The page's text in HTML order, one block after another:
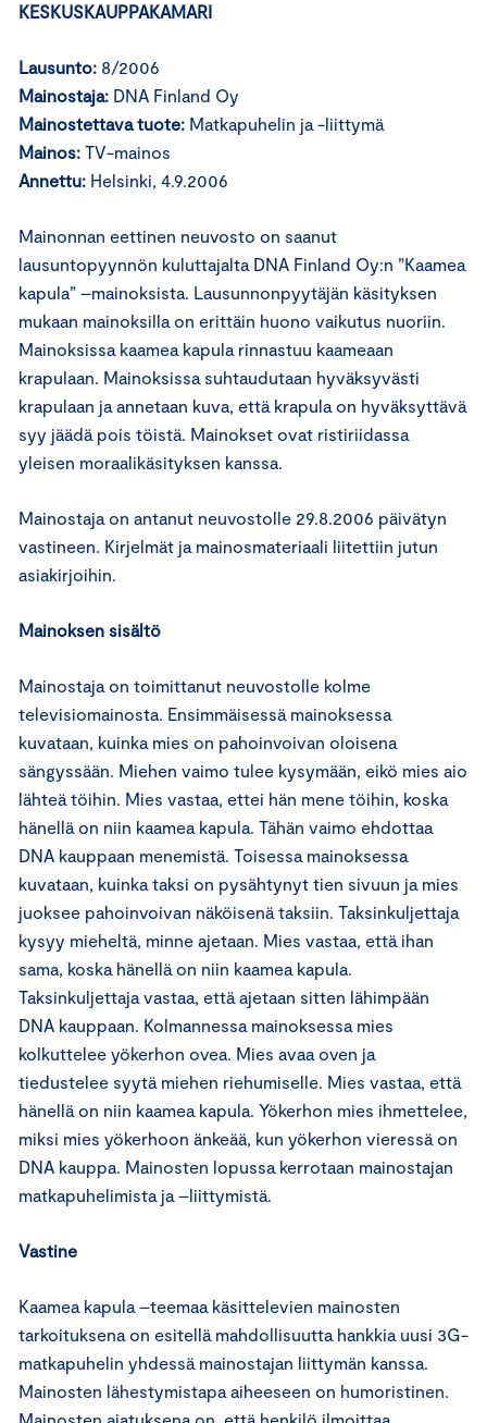
KESKUSKAUPPAKAMARI
Lausunto: 8/2006
Mainostaja: DNA Finland Oy
Mainostettava tuote: Matkapuhelin ja -liittymä
Mainos: TV-mainos
Annettu: Helsinki, 4.9.2006
Mainonnan eettinen neuvosto on saanut
lausuntopyynnön kuluttajalta DNA Finland Oy:n ”Kaamea
kapula” –mainoksista. Lausunnonpyytäjän käsityksen
mukaan mainoksilla on erittäin huono vaikutus nuoriin.
Mainoksissa kaamea kapula rinnastuu kaameaan
krapulaan. Mainoksissa suhtaudutaan hyväksyvästi
krapulaan ja annetaan kuva, että krapula on hyväksyttävä
syy jäädä pois töistä. Mainokset ovat ristiriidassa
yleisen moraalikäsityksen kanssa.
Mainostaja on antanut neuvostolle 29.8.2006 päivätyn
vastineen. Kirjelmät ja mainosmateriaali liitettiin jutun
asiakirjoihin.
Mainoksen sisältö
Mainostaja on toimittanut neuvostolle kolme
televisiomainosta. Ensimmäisessä mainoksessa
kuvataan, kuinka mies on pahoinvoivan oloisena
sängyssään. Miehen vaimo tulee kysymään, eikö mies aio
lähteä töihin. Mies vastaa, ettei hän mene töihin, koska
hänellä on niin kaamea kapula. Tähän vaimo ehdottaa
DNA kauppaan menemistä. Toisessa mainoksessa
kuvataan, kuinka taksi on pysähtynyt tien sivuun ja mies
juoksee pahoinvoivan näköisenä taksiin. Taksinkuljettaja
kysyy mieheltä, minne ajetaan. Mies vastaa, että ihan
sama, koska hänellä on niin kaamea kapula.
Taksinkuljettaja vastaa, että ajetaan sitten lähimpään
DNA kauppaan. Kolmannessa mainoksessa mies
kolkuttelee yökerhon ovea. Mies avaa oven ja
tiedustelee syytä miehen riehumiselle. Mies vastaa, että
hänellä on niin kaamea kapula. Yökerhon mies ihmettelee,
miksi mies yökerhoon änkeää, kun yökerhon vieressä on
DNA kauppa. Mainosten lopussa kerrotaan mainostajan
matkapuhelimista ja –liittymistä.
Vastine
Kaamea kapula –teemaa käsittelevien mainosten
tarkoituksena on esitellä mahdollisuutta hankkia uusi 3G-
matkapuhelin yhdessä mainostajan liittymän kanssa.
Mainosten lähestymistapa aiheeseen on humoristinen.